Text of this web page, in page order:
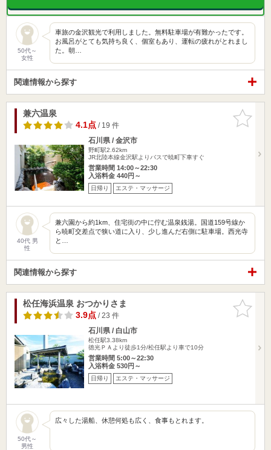
50代～
女性
車旅の金沢観光で利用しました。無料駐車場が有難かったです。
お風呂がとても気持ち良く、個室もあり、運転の疲れがとれまし
た。朝…
関連情報から探す
お気に入
りに追加
兼六温泉
4.1点/ 19 件
石川県 / 金沢市
野町駅2.62km
JR北陸本線金沢駅よりバスで暁町下車すぐ
営業時間 14:00～22:30
入浴料金 440円～
日帰り エステ・マッサージ
40代 男
性
兼六園から約1km、住宅街の中に佇む温泉銭湯。国道159号線か
ら暁町交差点で狭い道に入り、少し進んだ右側に駐車場。西光寺
と…
関連情報から探す
お気に入
りに追加
松任海浜温泉 おつかりさま
3.9点/ 23 件
石川県 / 白山市
松任駅3.38km
徳光ＰＡより徒歩1分/松任駅より車で10分
営業時間 5:00～22:30
入浴料金 530円～
日帰り エステ・マッサージ
50代～
男性
広々した湯船、休憩何処も広く、食事もとれます。